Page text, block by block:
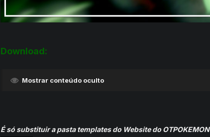
Download:
Mostrar conteúdo oculto
É só substituir a pasta templates do Website do OTPOKEMON